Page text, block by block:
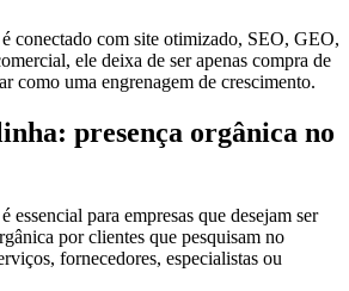
conectado com site otimizado, SEO, GEO,
ele deixa de ser apenas compra de
como uma engrenagem de crescimento.
presença orgânica no
é essencial para empresas que desejam ser
por clientes que pesquisam no
fornecedores, especialistas ou